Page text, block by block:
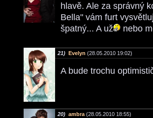
hlavě. Ale za správný
Bella" vám furt
špatný... A už
nebo
21) Evelyn (28.05.2010 19:02)
A bude trochu
20) ambra (28.05.2010 18:55)